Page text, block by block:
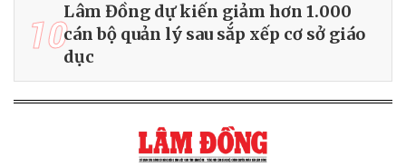
10Lâm Đồng dự kiến giảm hơn 1.000
cán bộ quản lý sau sắp xếp cơ sở giáo
dục